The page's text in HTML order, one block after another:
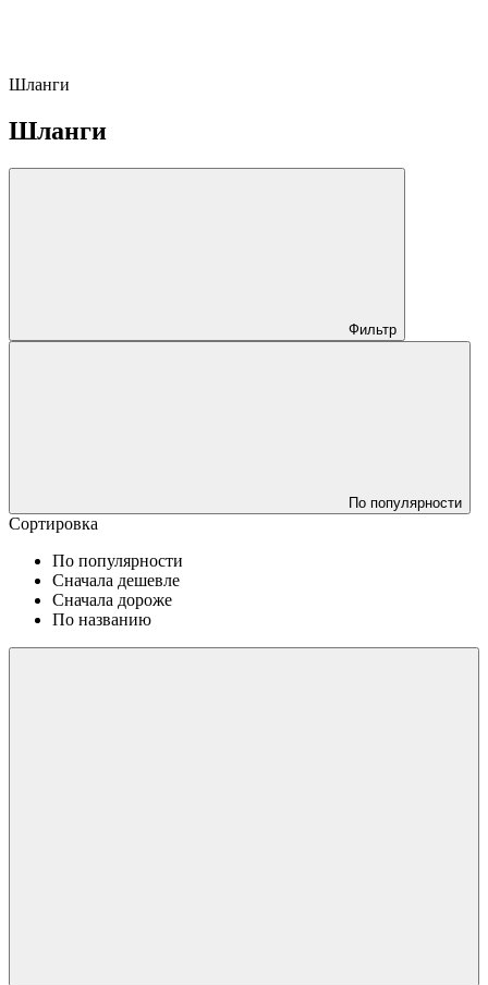
Шланги
Шланги
Фильтр
По популярности
Сортировка
По популярности
Сначала дешевле
Сначала дороже
По названию